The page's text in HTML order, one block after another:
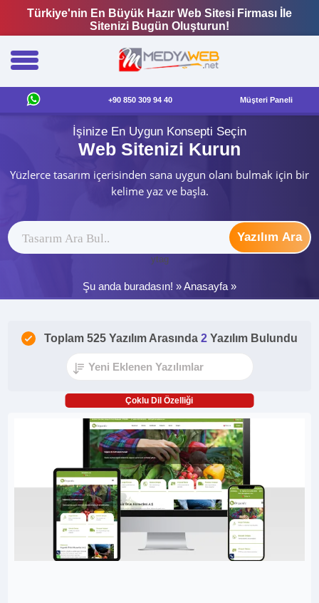
Türkiye'nin En Büyük Hazır Web Sitesi Firması İle
Sitenizi Bugün Oluşturun!
+90 850 309 94 40 Müşteri Paneli
İşinize En Uygun Konsepti Seçin
Web Sitenizi Kurun
Yüzlerce tasarım içerisinden sana uygun olanı bulmak için bir
kelime yaz ve başla.
Yazılım Ara
ytag
Şu anda buradasın! »Anasayfa »
Toplam 525 Yazılım Arasında 2 Yazılım Bulundu
Çoklu Dil Özelliği